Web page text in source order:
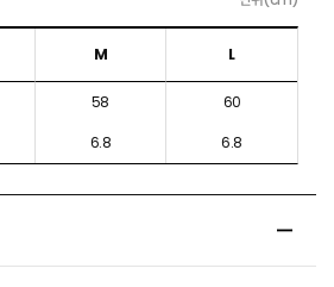
M L
58
60
6.8 6.8